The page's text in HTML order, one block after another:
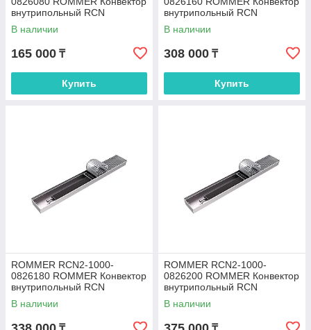
внутрипольный RCN
80.260.800 (Решётка
роликовая, анодированный
В наличии
165 000 ₸
Купить
внутрипольный RCN
80.260.1600 (Решётка
роликовая, анодированный
В наличии
308 000 ₸
Купить
ROMMER RCN2-1000-
0826180 ROMMER Конвектор
внутрипольный RCN
80.260.1800 (Решётка
роликовая, анодированный
В наличии
ROMMER RCN2-1000-
0826200 ROMMER Конвектор
внутрипольный RCN
80.260.2000 (Решётка
роликовая, анодированный
В наличии